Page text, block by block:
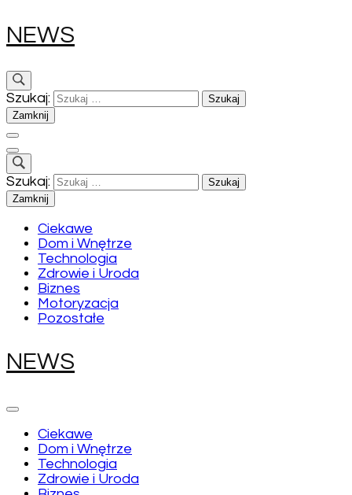
NEWS
Szukaj:
Zamknij
Szukaj:
Zamknij
Ciekawe
Dom i Wnętrze
Technologia
Zdrowie i Uroda
Biznes
Motoryzacja
Pozostałe
NEWS
Ciekawe
Dom i Wnętrze
Technologia
Zdrowie i Uroda